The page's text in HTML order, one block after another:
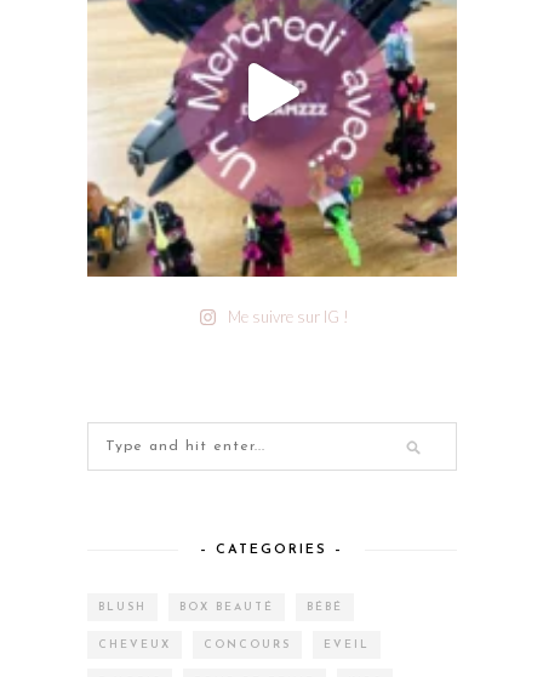
Me suivre sur IG !
– CATEGORIES –
BLUSH BOX BEAUTÉ BÉBÉ
CHEVEUX CONCOURS EVEIL